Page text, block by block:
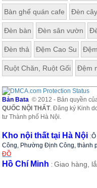
Nội
Thất
Ban
Công,
Vườn
Bàn
ghế
ban
công,
xích
đu,
ghế...
Phụ
Kiện
Trang
Bàn ghế quán cafe Đèn cây
Đèn bàn Đèn sân vườn
Đèn thả Đệm Cao Su
Ruột Chăn, Ruột Gối Đệm
Bản Bata © 2012 - Bản quyền
QUỐC NỘI THẤT. Đăng ký Kinh
tư Thành phố Hà Nội.
Kho nội thất tại Hà Nội :
Công, Phường Định Công, thành
ĐỒ
Hồ Chí Minh :Giao hàng,